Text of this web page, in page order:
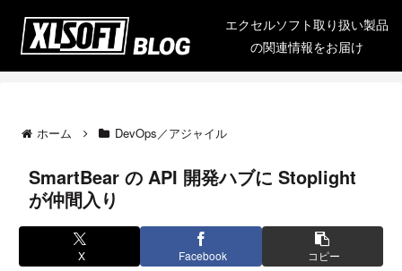
エクセルソフト取り扱い製品
の関連情報をお届け
ホーム DevOps／アジャイル
SmartBear の API 開発ハブに Stoplight
が仲間入り
X Facebook コピー